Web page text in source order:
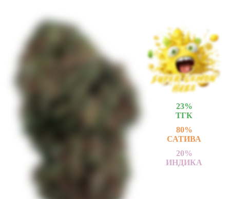
23%
ТГК
80%
САТИВА
20%
ИНДИКА